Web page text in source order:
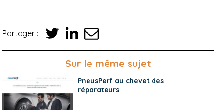
Partager :
Sur le même sujet
PneusPerf au chevet des
réparateurs